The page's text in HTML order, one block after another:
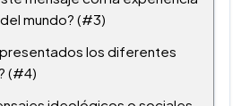
mundo? (#3)
los diferentes
(#4)